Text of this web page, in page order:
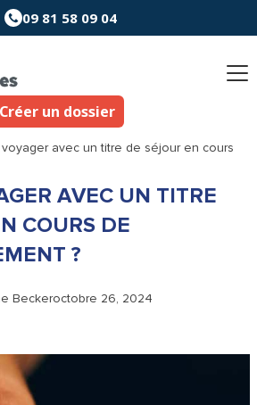
09 81 58 09 04
Créer un dossier
voyager avec un titre de séjour en cours
AVEC UN TITRE
COURS DE
?
Beckeroctobre 26, 2024